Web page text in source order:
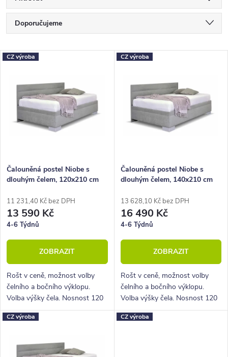
a
z
o
d
u
k
t
ů
Doporučujeme
Nejdražší
Nejprodávanější
Abecedně
V
r
o
d
u
k
t
ů
CZ výroba
Čalouněná postel Niobe s
dlouhým čelem, 120x210 cm
11 231,40 Kč bez DPH
13 590 Kč
4-6 Týdnů
ZOBRAZIT
Rošt v ceně, možnost volby
čelního a bočního výklopu.
Volba výšky čela. Nosnost 120
Kg.
CZ výroba
Čalouněná postel Niobe s
dlouhým čelem, 140x210 cm
13 628,10 Kč bez DPH
16 490 Kč
4-6 Týdnů
ZOBRAZIT
Rošt v ceně, možnost volby
čelního a bočního výklopu.
Volba výšky čela. Nosnost 120
Kg.
CZ výroba CZ výroba